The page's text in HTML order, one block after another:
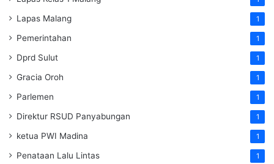
Lapas Malang 1
Pemerintahan 1
Dprd Sulut 1
Gracia Oroh 1
Parlemen 1
Direktur RSUD Panyabungan 1
ketua PWI Madina 1
Penataan Lalu Lintas 1